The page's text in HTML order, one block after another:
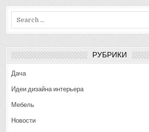
РУБРИКИ
Дача
Идеи дизайна интерьера
Мебель
Новости